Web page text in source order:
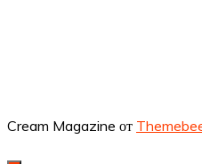
Cream Magazine от